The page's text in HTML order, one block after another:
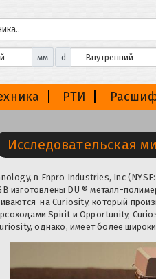
мм d
РТИ
Исследовательская
в Enpro Industries, Inc
изготовлены DU ® металл-
на Curiosity, который
Spirit и Opportunity,
однако, имеет более